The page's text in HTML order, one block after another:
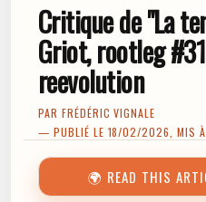
Critique de "La
Griot, rootleg
reevolution
PAR FRÉDÉRIC VIGNALE
— PUBLIÉ LE 18/02/2026, MIS
🌍 READ THIS